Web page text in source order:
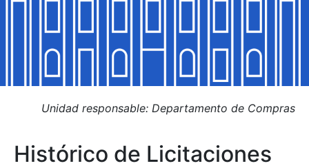
Mostrar/Ocultar
Mostrar/Ocultar
Mostrar/Ocultar
Mostrar/Ocultar
Unidad responsable: Departamento de Compras
Histórico de Licitaciones